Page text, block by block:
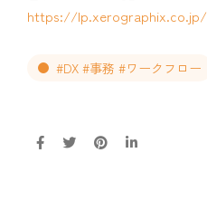
https://lp.xerographix.co.jp/
#DX #事務 #ワークフロー